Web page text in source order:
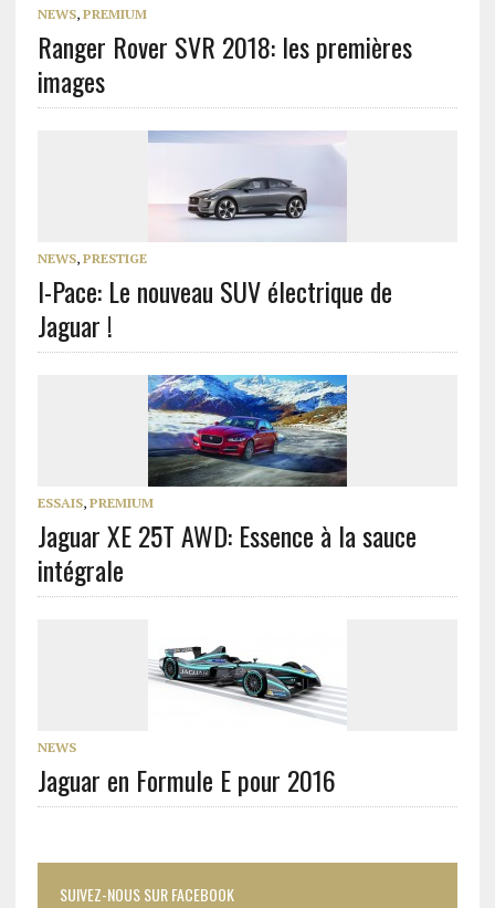
NEWS, PREMIUM
Ranger Rover SVR 2018: les premières
images
NEWS, PRESTIGE
I-Pace: Le nouveau SUV électrique de
Jaguar !
ESSAIS, PREMIUM
Jaguar XE 25T AWD: Essence à la sauce
intégrale
NEWS
Jaguar en Formule E pour 2016
SUIVEZ-NOUS SUR FACEBOOK